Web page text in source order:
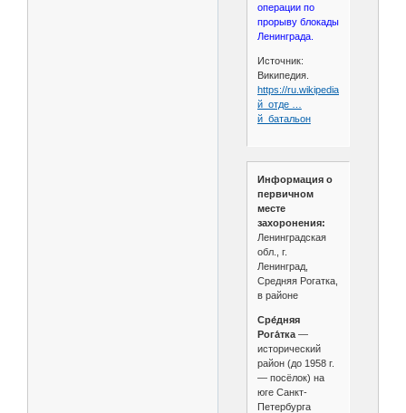
операции по
прорыву блокады
Ленинграда.
Источник:
Википедия.
https://ru.wikipedia.org/wiki/54-
й_отде …
й_батальон
Информация о
первичном
месте
захоронения:
Ленинградская
обл., г.
Ленинград,
Средняя Рогатка,
в районе
Сре́дняя
Рога́тка—
исторический
район (до 1958 г.
— посёлок) на
юге Санкт-
Петербурга